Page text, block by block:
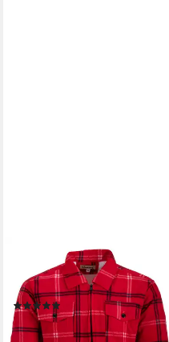
Arbeitsjacke Velour
Holzfällerhemd gefüttert
(4)
21,95 €
lieferbar - in 3-4 Werktagen bei dir